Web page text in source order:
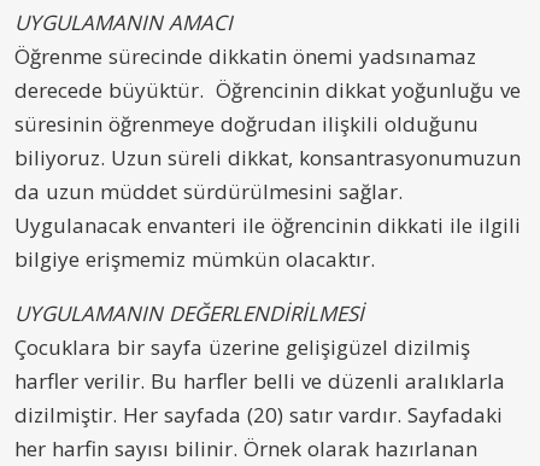
UYGULAMANIN AMACI
Öğrenme sürecinde dikkatin önemi yadsınamaz
derecede büyüktür. Öğrencinin dikkat yoğunluğu ve
süresinin öğrenmeye doğrudan ilişkili olduğunu
biliyoruz. Uzun süreli dikkat, konsantrasyonumuzun
da uzun müddet sürdürülmesini sağlar.
Uygulanacak envanteri ile öğrencinin dikkati ile ilgili
bilgiye erişmemiz mümkün olacaktır.
UYGULAMANIN DEĞERLENDİRİLMESİ
Çocuklara bir sayfa üzerine gelişigüzel dizilmiş
harfler verilir. Bu harfler belli ve düzenli aralıklarla
dizilmiştir. Her sayfada (20) satır vardır. Sayfadaki
her harfin sayısı bilinir. Örnek olarak hazırlanan